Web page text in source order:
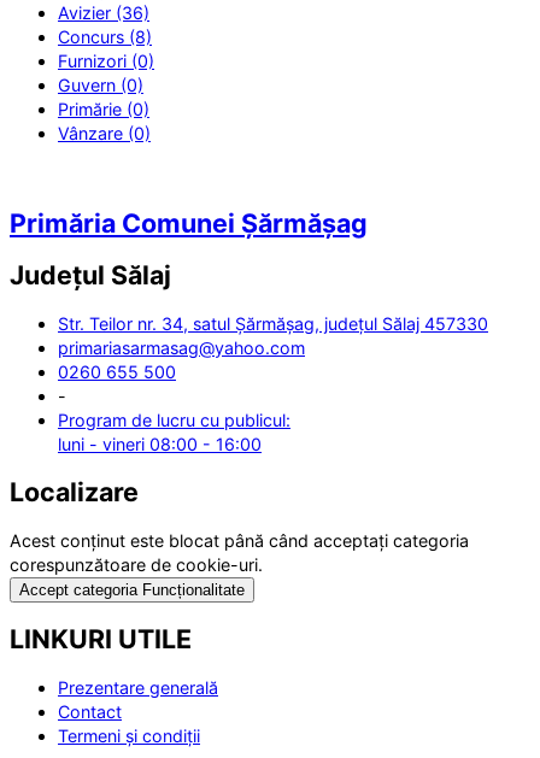
Avizier (36)
Concurs (8)
Furnizori (0)
Guvern (0)
Primărie (0)
Vânzare (0)
Primăria Comunei Șărmășag
Județul Sălaj
Str. Teilor nr. 34, satul Șărmășag, județul Sălaj 457330
primariasarmasag@yahoo.com
0260 655 500
-
Program de lucru cu publicul:
luni - vineri 08:00 - 16:00
Localizare
Acest conținut este blocat până când acceptați categoria
corespunzătoare de cookie-uri.
Accept categoria Funcționalitate
LINKURI UTILE
Prezentare generală
Contact
Termeni și condiții